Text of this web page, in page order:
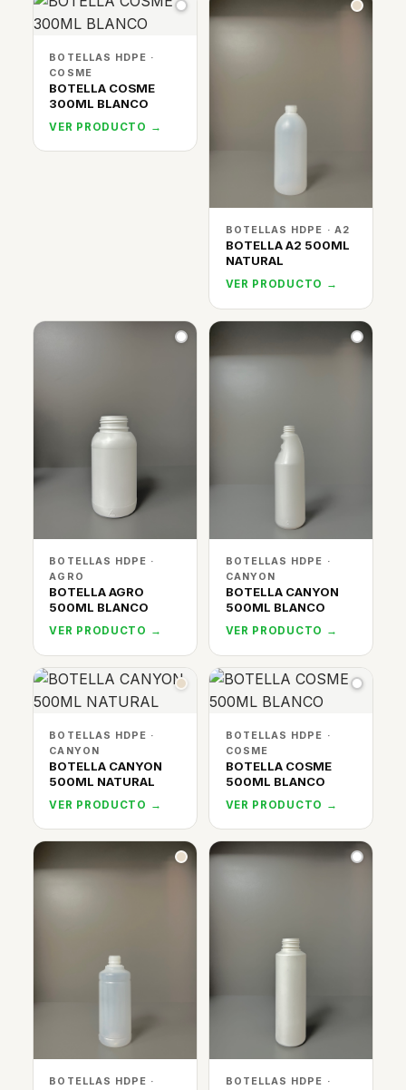
BOTELLAS HDPE ·
COSME
BOTELLA COSME
300ML BLANCO
VER PRODUCTO →
BOTELLAS HDPE · A2
BOTELLA A2 500ML
NATURAL
VER PRODUCTO →
BOTELLAS HDPE ·
AGRO
BOTELLA AGRO
500ML BLANCO
VER PRODUCTO →
BOTELLAS HDPE ·
CANYON
BOTELLA CANYON
500ML BLANCO
VER PRODUCTO →
BOTELLAS HDPE ·
CANYON
BOTELLA CANYON
500ML NATURAL
VER PRODUCTO →
BOTELLAS HDPE ·
COSME
BOTELLA COSME
500ML BLANCO
VER PRODUCTO →
BOTELLAS HDPE ·
BOTELLAS HDPE ·